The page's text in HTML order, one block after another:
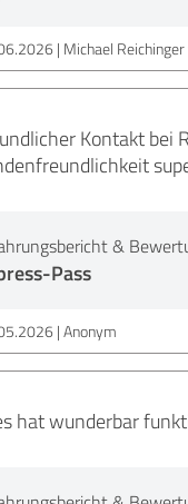
Michael Reichinger
Kontakt bei
&
Pass
Anonym
hat wunderbar